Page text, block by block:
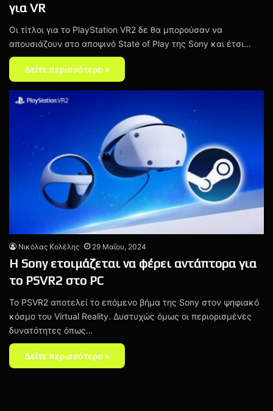
για VR
Οι τίτλοι για το PlayStation VR2 δε θα μπορούσαν να
απουσιάζουν στο αποψινό State of Play της Sony και έτσι…
Δείτε περισσότερα »
Νικόλας Κολέλης 29 Μαΐου, 2024
H Sony ετοιμάζεται να φέρει αντάπτορα για
το PSVR2 στο PC
Το PSVR2 αποτελεί το επόμενο βήμα της Sony στον ψηφιακό
κόσμο του Virtual Reality. Δυστυχώς όμως οι περιορισμένες
δυνατότητες όπως…
Δείτε περισσότερα »